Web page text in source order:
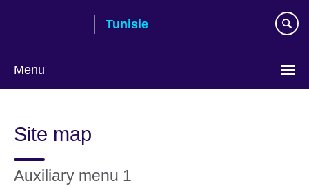
Tunisie
Menu
language
Site map
Auxiliary menu 1